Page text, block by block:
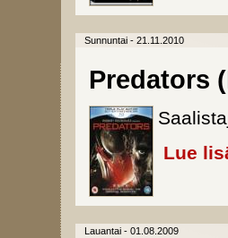
Sunnuntai - 21.11.2010
Predators
Lue
Lauantai - 01.08.2009